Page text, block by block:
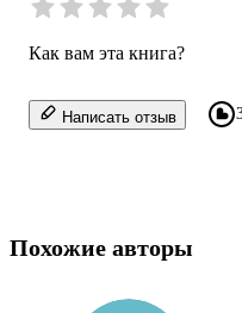
Как вам эта книга?
Написать отзыв
Похожие авторы